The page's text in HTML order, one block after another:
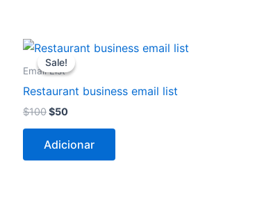
Sale!
Sale!
Email List
Restaurant business email list
$100
O
preço
original
$100.
$50
O
preço
atual
$50.
Adicionar